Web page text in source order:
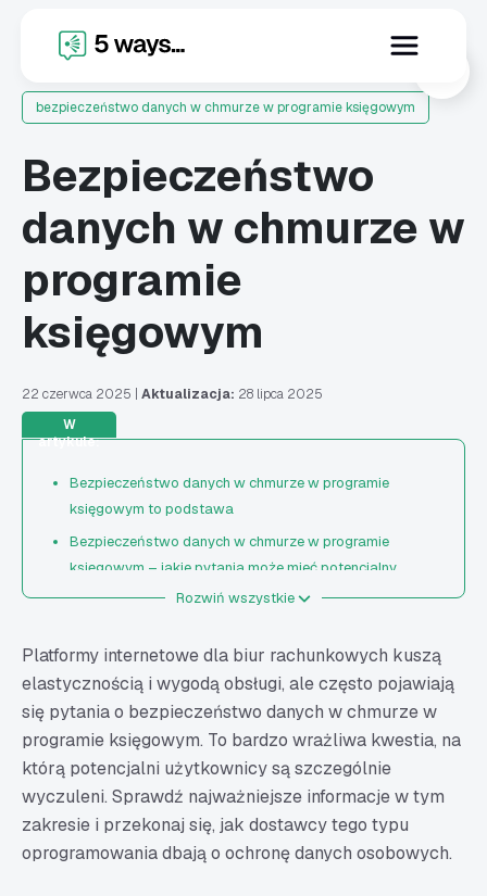
bezpieczeństwo danych w chmurze w programie księgowym
Bezpieczeństwo
danych w chmurze w
programie
księgowym
22 czerwca 2025 Aktualizacja: 28 lipca 2025
W
artykule:
Bezpieczeństwo danych w chmurze w programie
księgowym to podstawa
Bezpieczeństwo danych w chmurze w programie
księgowym – jakie pytania może mieć potencjalny
użytkownik?
Na jakie zagrożenia narażone są systemy księgowe
online i jak można się przed nimi bronić?
Czy jest możliwość wykonania kopii zapasowej
danych? A jeśli tak, to w jaki sposób wpływa to na ich
bezpieczeństwo?
Czy dostawca oprogramowania zapewnia szyfrowanie
danych zapisanych w chmurze?
Czy w razie problemów można liczyć na wsparcie
Rozwiń wszystkie
Platformy internetowe dla biur rachunkowych kuszą
elastycznością i wygodą obsługi, ale często pojawiają
się pytania o bezpieczeństwo danych w chmurze w
programie księgowym. To bardzo wrażliwa kwestia, na
którą potencjalni użytkownicy są szczególnie
wyczuleni. Sprawdź najważniejsze informacje w tym
zakresie i przekonaj się, jak dostawcy tego typu
oprogramowania dbają o ochronę danych osobowych.